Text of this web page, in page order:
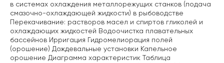
в системах охлаждения металлорежущих станков (подача
смазочно-охлаждающей жидкости) в рыбоводстве
Перекачивание: растворов масел и спиртов гликолей и
охлаждающих жидкостей Водоочистка плавательных
бассейнов Ирригация Гидромелиорация полей
(орошение) Дождевальные установки Капельное
орошение Диаграмма характеристик Таблица